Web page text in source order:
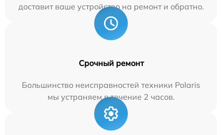
доставит ваше устройство на ремонт и обратно.
Срочный ремонт
Большинство неисправностей техники Polaris
мы устраняем в течение 2 часов.